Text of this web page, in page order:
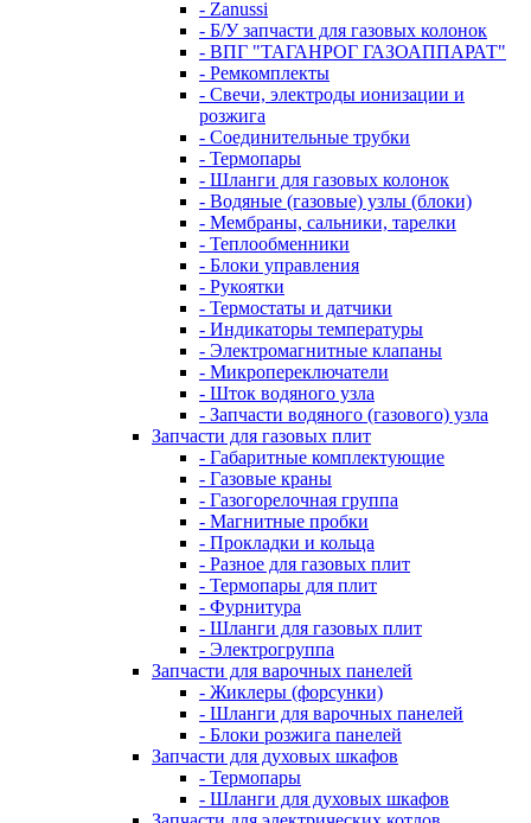
- Zanussi
- Б/У запчасти для газовых колонок
- ВПГ "ТАГАНРОГ ГАЗОАППАРАТ"
- Ремкомплекты
- Свечи, электроды ионизации и
розжига
- Соединительные трубки
- Термопары
- Шланги для газовых колонок
- Водяные (газовые) узлы (блоки)
- Мембраны, сальники, тарелки
- Теплообменники
- Блоки управления
- Рукоятки
- Термостаты и датчики
- Индикаторы температуры
- Электромагнитные клапаны
- Микропереключатели
- Шток водяного узла
- Запчасти водяного (газового) узла
Запчасти для газовых плит
- Габаритные комплектующие
- Газовые краны
- Газогорелочная группа
- Магнитные пробки
- Прокладки и кольца
- Разное для газовых плит
- Термопары для плит
- Фурнитура
- Шланги для газовых плит
- Электрогруппа
Запчасти для варочных панелей
- Жиклеры (форсунки)
- Шланги для варочных панелей
- Блоки розжига панелей
Запчасти для духовых шкафов
- Термопары
- Шланги для духовых шкафов